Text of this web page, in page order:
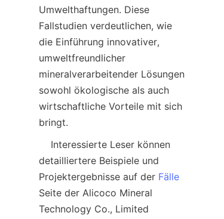
Umwelthaftungen. Diese
Fallstudien verdeutlichen, wie
die Einführung innovativer,
umweltfreundlicher
mineralverarbeitender Lösungen
sowohl ökologische als auch
wirtschaftliche Vorteile mit sich
bringt.
detailliertere Beispiele und
Projektergebnisse auf der Fälle
Seite der Alicoco Mineral
Technology Co., Limited